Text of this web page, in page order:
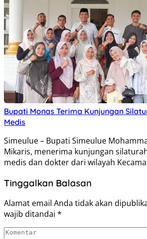
Bupati Monas Terima Kunjungan
Medis
Simeulue – Bupati Simeulue
Mikaris, menerima kunjungan
medis dan dokter dari wilayah
Tinggalkan Balasan
Alamat email Anda tidak akan
wajib ditandai *